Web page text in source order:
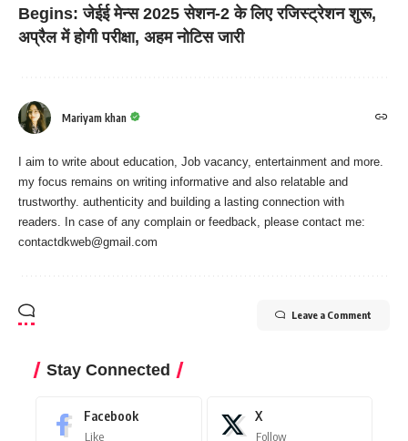
Begins: जेईई मेन्स 2025 सेशन-2 के लिए रजिस्ट्रेशन शुरू,
अप्रैल में होगी परीक्षा, अहम नोटिस जारी
Mariyam khan
I aim to write about education, Job vacancy, entertainment and more.
my focus remains on writing informative and also relatable and
trustworthy. authenticity and building a lasting connection with
readers. In case of any complain or feedback, please contact me:
contactdkweb@gmail.com
Leave a Comment
Stay Connected
Facebook
Like
X
Follow